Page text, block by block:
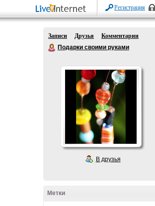
Регистрация
Записи Друзья
Комментарии
Подарки своими руками
В друзья
Метки